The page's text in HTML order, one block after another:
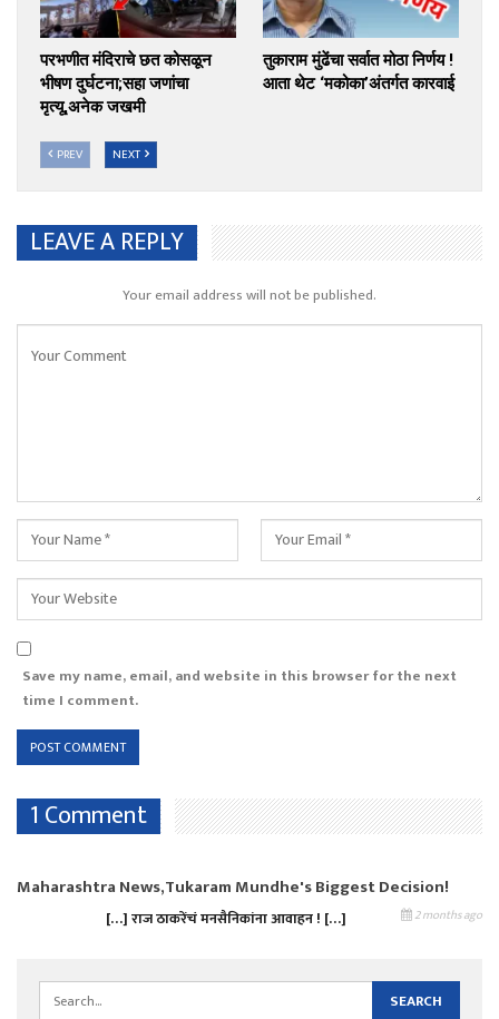
परभणीत मंदिराचे छत कोसळून
भीषण दुर्घटना;सहा जणांचा
मृत्यू,अनेक जखमी
तुकाराम मुंढेंचा सर्वात मोठा निर्णय !
आता थेट ‘मकोका’अंतर्गत कारवाई
PREV NEXT
LEAVE A REPLY
Your email address will not be published.
Save my name, email, and website in this browser for the next
time I comment.
1 Comment
Maharashtra News,Tukaram Mundhe's Biggest Decision!
2 months ago
[…] राज ठाकरेंचं मनसैनिकांना आवाहन ! […]